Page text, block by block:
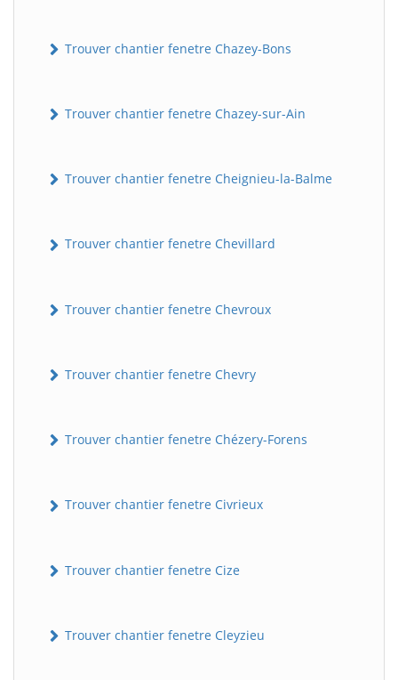
Trouver chantier fenetre Chazey-Bons
Trouver chantier fenetre Chazey-sur-Ain
Trouver chantier fenetre Cheignieu-la-Balme
Trouver chantier fenetre Chevillard
Trouver chantier fenetre Chevroux
Trouver chantier fenetre Chevry
Trouver chantier fenetre Chézery-Forens
Trouver chantier fenetre Civrieux
Trouver chantier fenetre Cize
Trouver chantier fenetre Cleyzieu